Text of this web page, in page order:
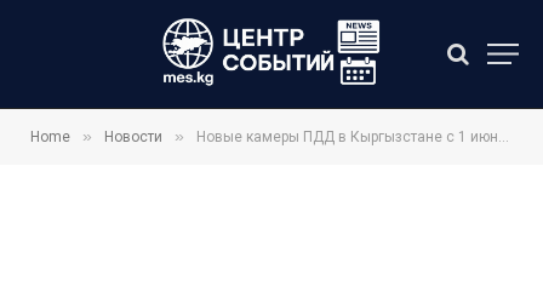
Home » Новости » Новые камеры ПДД в Кыргызстане с 1 июня: за что будут штрафовать